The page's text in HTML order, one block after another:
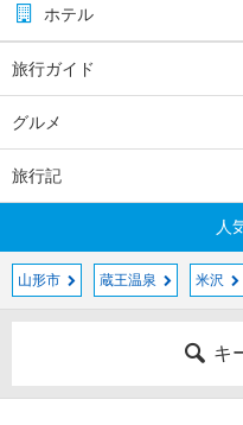
ホテル
旅行ガイド
グルメ
旅行記
人
山形市 蔵王温泉 米沢
キ